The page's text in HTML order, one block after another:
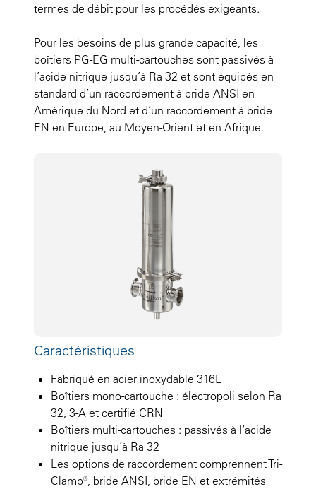
termes de débit pour les procédés exigeants.
Pour les besoins de plus grande capacité, les
boîtiers PG-EG multi-cartouches sont passivés à
l’acide nitrique jusqu’à Ra 32 et sont équipés en
standard d’un raccordement à bride ANSI en
Amérique du Nord et d’un raccordement à bride
EN en Europe, au Moyen-Orient et en Afrique.
Caractéristiques
Fabriqué en acier inoxydable 316L
Boîtiers mono-cartouche : électropoli selon Ra
32, 3-A et certifié CRN
Boîtiers multi-cartouches : passivés à l’acide
nitrique jusqu’à Ra 32
Les options de raccordement comprennent Tri-
Clamp®, bride ANSI, bride EN et extrémités